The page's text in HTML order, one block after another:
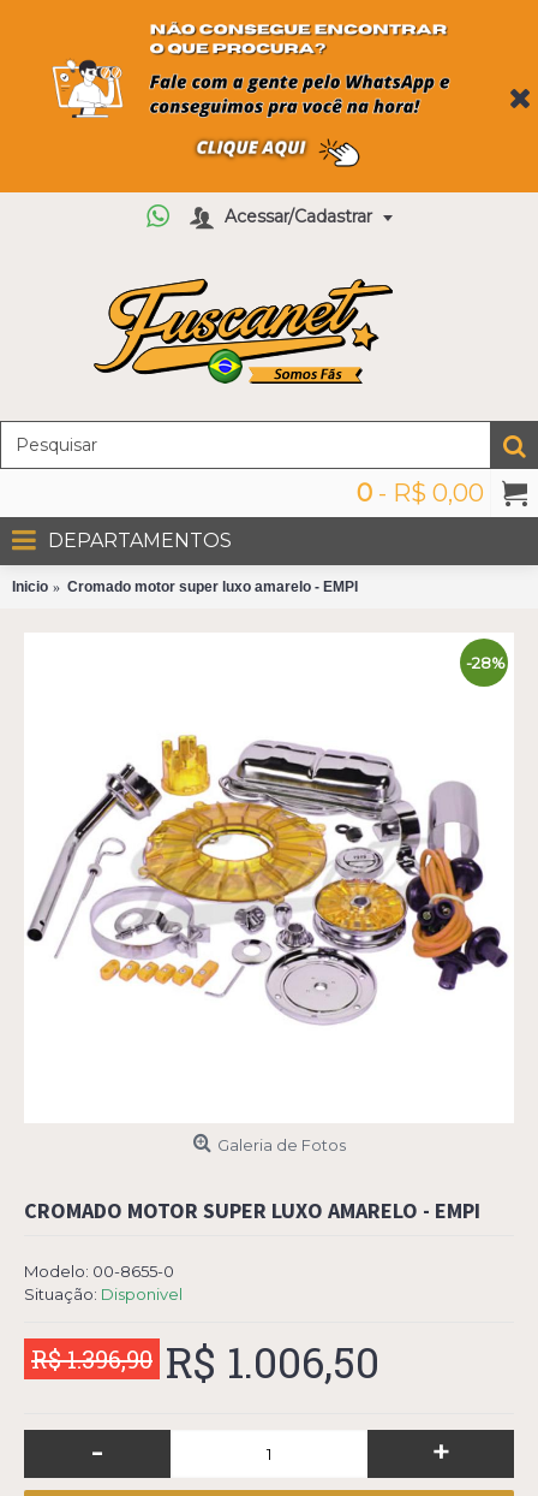
Acessar/Cadastrar
0 - R$ 0,00
DEPARTAMENTOS
Inicio Cromado motor super luxo amarelo - EMPI
-28%
Galeria de Fotos
CROMADO MOTOR SUPER LUXO AMARELO - EMPI
Modelo: 00-8655-0
Situação: Disponivel
R$ 1.396,90 R$ 1.006,50
- +